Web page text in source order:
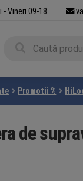
- Vineri 09-18
Promotii %
de